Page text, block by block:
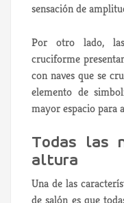
sensación de
Por otro lado,
cruciforme
con naves que se
elemento de
mayor espacio para
Todas las
altura
Una de las
de salón es que